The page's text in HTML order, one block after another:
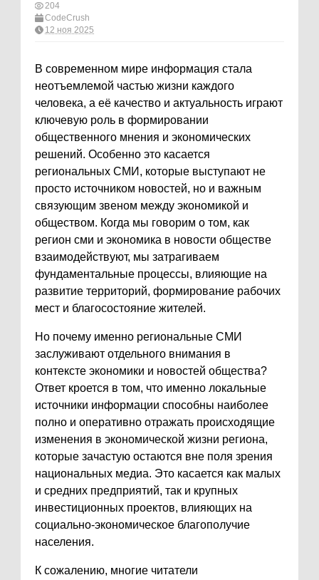
204
CodeCrush
12 ноя 2025
В современном мире информация стала
неотъемлемой частью жизни каждого
человека, а её качество и актуальность играют
ключевую роль в формировании
общественного мнения и экономических
решений. Особенно это касается
региональных СМИ, которые выступают не
просто источником новостей, но и важным
связующим звеном между экономикой и
обществом. Когда мы говорим о том, как
регион сми и экономика в новости обществе
взаимодействуют, мы затрагиваем
фундаментальные процессы, влияющие на
развитие территорий, формирование рабочих
мест и благосостояние жителей.
Но почему именно региональные СМИ
заслуживают отдельного внимания в
контексте экономики и новостей общества?
Ответ кроется в том, что именно локальные
источники информации способны наиболее
полно и оперативно отражать происходящие
изменения в экономической жизни региона,
которые зачастую остаются вне поля зрения
национальных медиа. Это касается как малых
и средних предприятий, так и крупных
инвестиционных проектов, влияющих на
социально-экономическое благополучие
населения.
К сожалению, многие читатели